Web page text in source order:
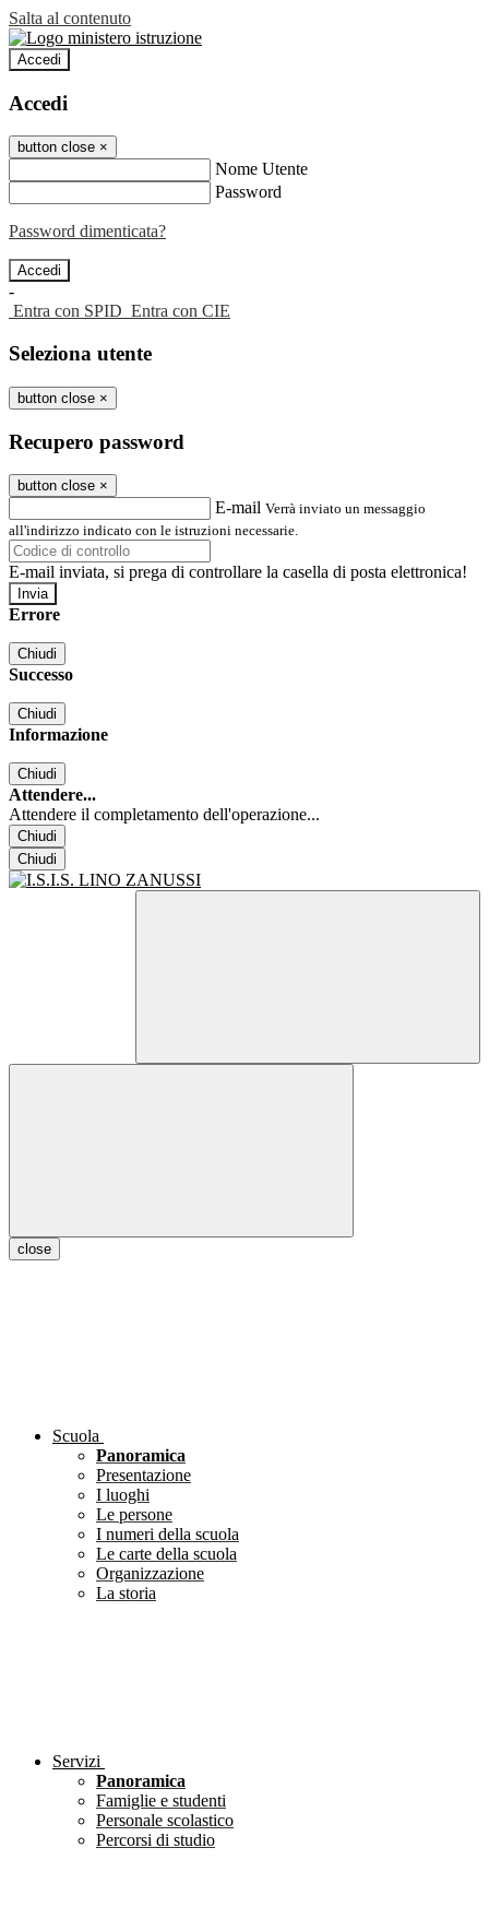
Salta al contenuto
Accedi
Accedi
button close ×
Nome Utente
Password
Password dimenticata?
-
Entra con SPID Entra con CIE
Seleziona utente
button close ×
Recupero password
button close ×
E-mail Verrà inviato un messaggio
all'indirizzo indicato con le istruzioni necessarie.
E-mail inviata, si prega di controllare la casella di posta elettronica!
Errore
Chiudi
Successo
Chiudi
Informazione
Chiudi
Attendere...
Attendere il completamento dell'operazione...
Chiudi
Chiudi
close
Scuola
Panoramica
Presentazione
I luoghi
Le persone
I numeri della scuola
Le carte della scuola
Organizzazione
La storia
Servizi
Panoramica
Famiglie e studenti
Personale scolastico
Percorsi di studio